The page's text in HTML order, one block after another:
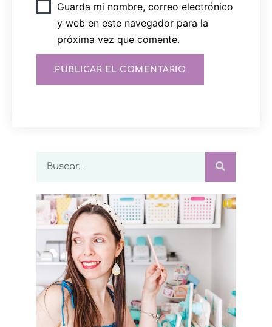
Guarda mi nombre, correo electrónico
y web en este navegador para la
próxima vez que comente.